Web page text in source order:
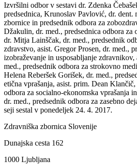
Izvršilni odbor v sestavi dr. Zdenka
predsednica, Krunoslav Pavlović, dr. dent.
zbornice in predsednik odbora za
Džakulin, dr. med., predsednica odbora za
dr. Mitja Lainščak, dr. med., predsednik
zdravstvo, asist. Gregor Prosen, dr. med.,
izobraževanje in usposabljanje
med., predsednik odbora za strokovno
Helena Reberšek Gorišek, dr. med.,
etična vprašanja, asist. prim. Dean
odbora za socialno-ekonomska vprašanja
dr. med., predsednik odbora za zasebno
seji sestal v ponedeljek 24. 4. 2017.
Zdravniška zbornica Slovenije
Dunajska cesta 162
1000 Ljubljana